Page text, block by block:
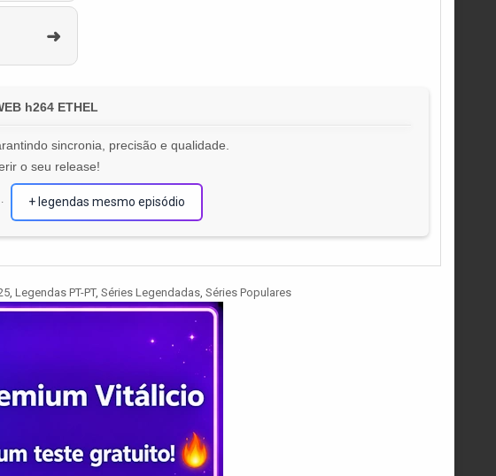
➜
h264 ETHEL
sincronia, precisão e qualidade.
o seu release!
· + legendas mesmo episódio
, Legendas PT-PT, Séries Legendadas, Séries Populares